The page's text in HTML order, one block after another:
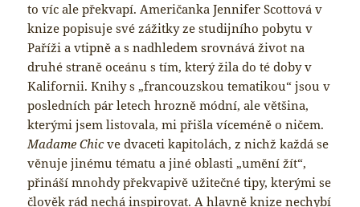
to víc ale překvapí. Američanka Jennifer Scottová v
knize popisuje své zážitky ze studijního pobytu v
Paříži a vtipně a s nadhledem srovnává život na
druhé straně oceánu s tím, který žila do té doby v
Kalifornii. Knihy s „francouzskou tematikou“ jsou v
posledních pár letech hrozně módní, ale většina,
kterými jsem listovala, mi přišla víceméně o ničem.
Madame Chicve dvaceti kapitolách, z nichž každá se
věnuje jinému tématu a jiné oblasti „umění žít“,
přináší mnohdy překvapivě užitečné tipy, kterými se
člověk rád nechá inspirovat. A hlavně knize nechybí